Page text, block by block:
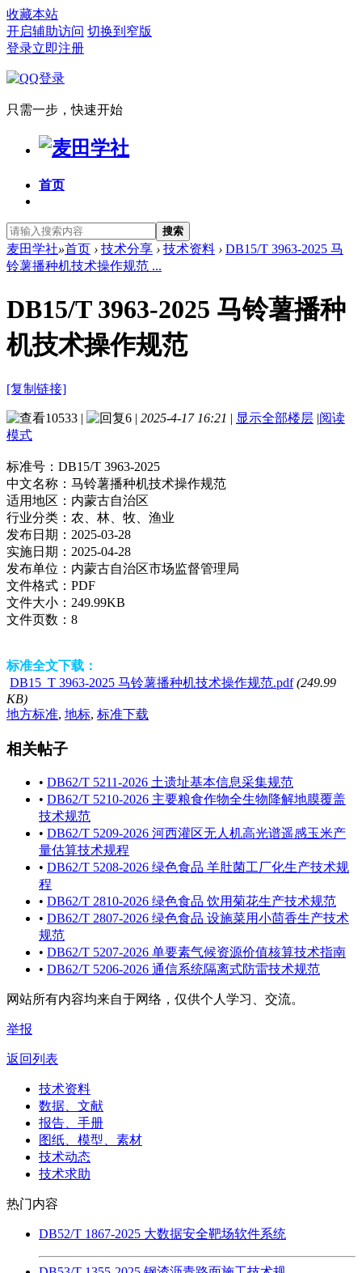
收藏本站
开启辅助访问 切换到窄版
登录立即注册
只需一步，快速开始
首页
搜索
麦田学社»首页 › 技术分享 › 技术资料 › DB15/T 3963-2025 马
铃薯播种机技术操作规范 ...
DB15/T 3963-2025 马铃薯播种
机技术操作规范
[复制链接]
10533 | 6 | 2025-4-17 16:21 | 显示全部楼层 |阅读
模式
标准号： DB15/T 3963-2025
中文名称： 马铃薯播种机技术操作规范
适用地区： 内蒙古自治区
行业分类： 农、林、牧、渔业
发布日期： 2025-03-28
实施日期： 2025-04-28
发布单位： 内蒙古自治区市场监督管理局
文件格式： PDF
文件大小： 249.99KB
文件页数： 8
标准全文下载：
DB15_T 3963-2025 马铃薯播种机技术操作规范.pdf (249.99
KB)
地方标准, 地标, 标准下载
相关帖子
• DB62/T 5211-2026 土遗址基本信息采集规范
• DB62/T 5210-2026 主要粮食作物全生物降解地膜覆盖
技术规范
• DB62/T 5209-2026 河西灌区无人机高光谱遥感玉米产
量估算技术规程
• DB62/T 5208-2026 绿色食品 羊肚菌工厂化生产技术规
程
• DB62/T 2810-2026 绿色食品 饮用菊花生产技术规范
• DB62/T 2807-2026 绿色食品 设施菜用小茴香生产技术
规范
• DB62/T 5207-2026 单要素气候资源价值核算技术指南
• DB62/T 5206-2026 通信系统隔离式防雷技术规范
网站所有内容均来自于网络，仅供个人学习、交流。
举报
返回列表
技术资料
数据、文献
报告、手册
图纸、模型、素材
技术动态
技术求助
热门内容
DB52/T 1867-2025 大数据安全靶场软件系统